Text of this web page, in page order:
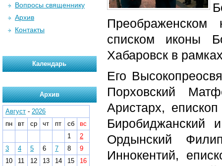
Преображенском
списком иконы
Хабаровск в
Его
Порховский
Аристарх,
Биробиджанский
Ордынский
Иннокентий,
Вопросы священнику
Архив
Контакты
Календарь
Архив
Август - 2026
пн
вт ср чт пт сб
вс
1
2
3
4 5 6 7 8
9
10
11 12 13 14 15
16